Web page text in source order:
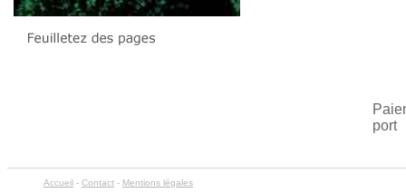
port
Accueil - Contact - Mentions légales